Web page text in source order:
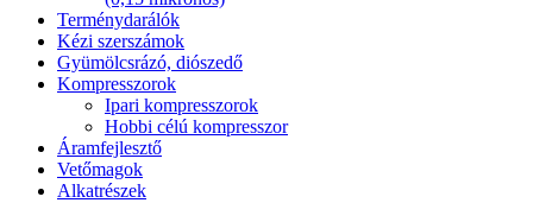
Terménydarálók
Kézi szerszámok
Gyümölcsrázó, diószedő
Kompresszorok
Ipari kompresszorok
Hobbi célú kompresszor
Áramfejlesztő
Vetőmagok
Alkatrészek